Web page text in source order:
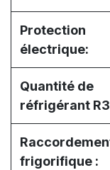
Protection
électrique:
Quantité de
réfrigérant
frigorifique :